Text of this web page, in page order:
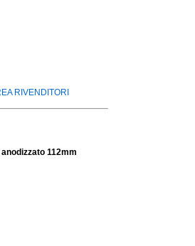
RIVENDITORI
112mm